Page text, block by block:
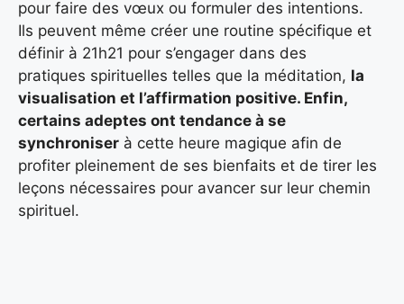
pour faire des vœux ou formuler des intentions.
Ils peuvent même créer une routine spécifique et
définir à 21h21 pour s’engager dans des
pratiques spirituelles telles que la méditation, la
visualisation et l’affirmation positive. Enfin,
certains adeptes ont tendance à se
synchroniser à cette heure magique afin de
profiter pleinement de ses bienfaits et de tirer les
leçons nécessaires pour avancer sur leur chemin
spirituel.